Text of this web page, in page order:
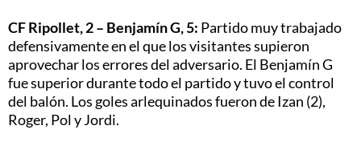
CF Ripollet, 2 – Benjamín G, 5: Partido muy trabajado
defensivamente en el que los visitantes supieron
aprovechar los errores del adversario. El Benjamín G
fue superior durante todo el partido y tuvo el control
del balón. Los goles arlequinados fueron de Izan (2),
Roger, Pol y Jordi.